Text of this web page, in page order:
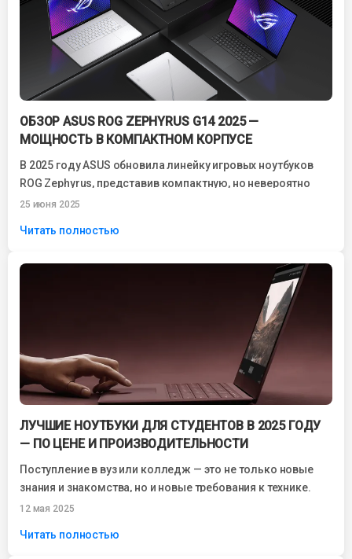
ОБЗОР ASUS ROG ZEPHYRUS G14 2025 —
МОЩНОСТЬ В КОМПАКТНОМ КОРПУСЕ
В 2025 году ASUS обновила линейку игровых ноутбуков
ROG Zephyrus, представив компактную, но невероятно
мощную модель — Zephyrus G14. Это...
25 июня 2025
Читать полностью
ЛУЧШИЕ НОУТБУКИ ДЛЯ СТУДЕНТОВ В 2025 ГОДУ
— ПО ЦЕНЕ И ПРОИЗВОДИТЕЛЬНОСТИ
Поступление в вуз или колледж — это не только новые
знания и знакомства, но и новые требования к технике.
Сегодня...
12 мая 2025
Читать полностью